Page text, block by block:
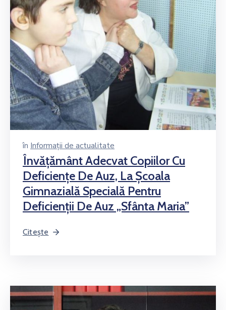
în Informații de actualitate
Învăţământ Adecvat Copiilor Cu
Deficienţe De Auz, La Şcoala
Gimnazială Specială Pentru
Deficienţii De Auz „Sfânta Maria”
Citește